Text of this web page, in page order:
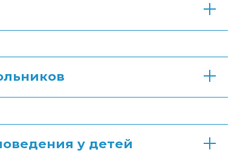
у детей